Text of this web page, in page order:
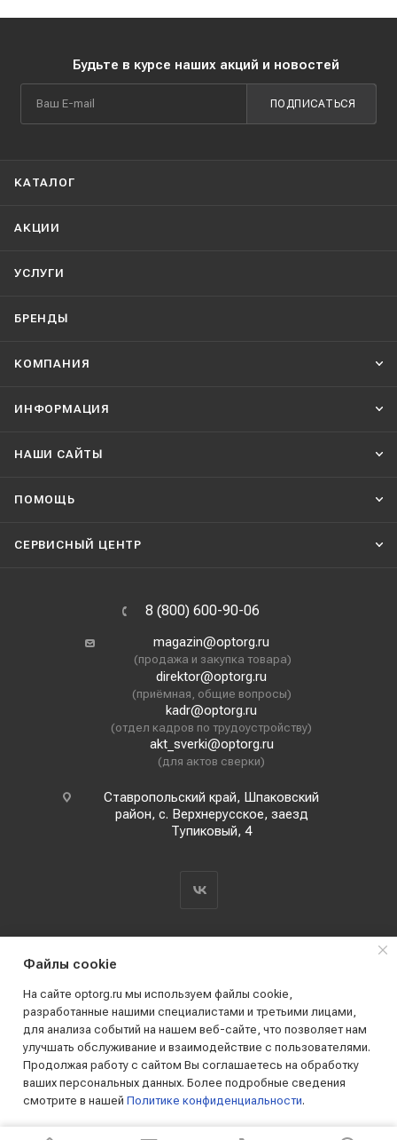
Будьте в курсе наших акций и новостей
ПОДПИСАТЬСЯ
КАТАЛОГ
АКЦИИ
УСЛУГИ
БРЕНДЫ
КОМПАНИЯ
ИНФОРМАЦИЯ
НАШИ CАЙТЫ
ПОМОЩЬ
СЕРВИСНЫЙ ЦЕНТР
8 (800) 600-90-06
magazin@optorg.ru
(продажа и закупка товара)
direktor@optorg.ru
(приёмная, общие вопросы)
kadr@optorg.ru
(отдел кадров по трудоустройству)
akt_sverki@optorg.ru
(для актов сверки)
Ставропольский край, Шпаковский
район, с. Верхнерусское, заезд
Тупиковый, 4
2019 - 2026 © АО КПК "Ставропольстройопторг"
Все права защищены
Файлы cookie
На сайте optorg.ru мы используем файлы cookie,
разработанные нашими специалистами и третьими лицами,
для анализа событий на нашем веб-сайте, что позволяет нам
улучшать обслуживание и взаимодействие с пользователями.
Продолжая работу с сайтом Вы соглашаетесь на обработку
ваших персональных данных. Более подробные сведения
смотрите в нашей Политике конфиденциальности.